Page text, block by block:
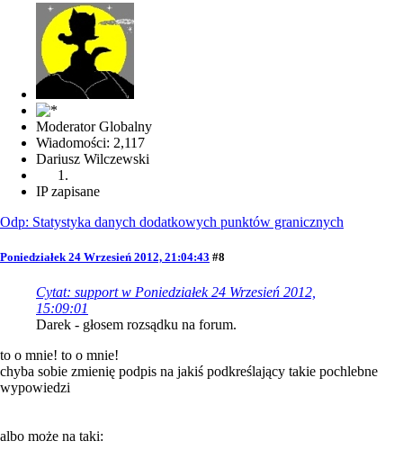
Moderator Globalny
Wiadomości: 2,117
Dariusz Wilczewski
IP zapisane
Odp: Statystyka danych dodatkowych punktów granicznych
Poniedziałek 24 Wrzesień 2012, 21:04:43 #8
Cytat: support w Poniedziałek 24 Wrzesień 2012,
15:09:01
Darek - głosem rozsądku na forum.
to o mnie! to o mnie!
chyba sobie zmienię podpis na jakiś podkreślający takie pochlebne
wypowiedzi
albo może na taki: